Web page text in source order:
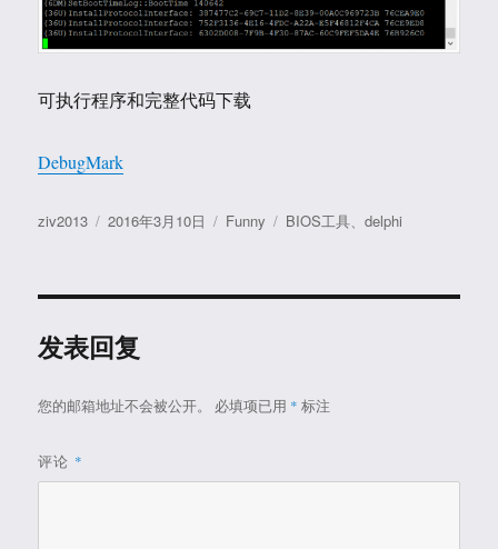
可执行程序和完整代码下载
DebugMark
作
ziv2013
发
2016年3月10日
分
Funny
标
BIOS工具 、delphi
发表回复
您的邮箱地址不会被公开。 必填项已用 * 标注
评论 *